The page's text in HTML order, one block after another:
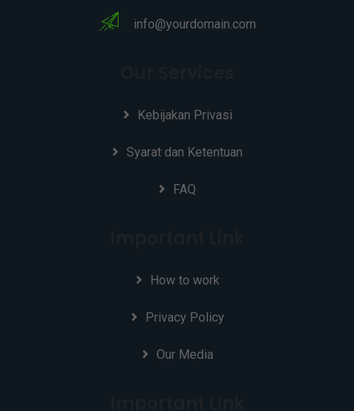
info@yourdomain.com
Kebijakan Privasi
Syarat dan Ketentuan
FAQ
How to work
Privacy Policy
Our Media